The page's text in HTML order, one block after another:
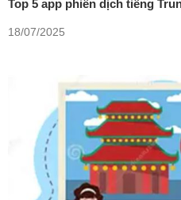
Top 5 app phiên dịch tiếng
18/07/2025